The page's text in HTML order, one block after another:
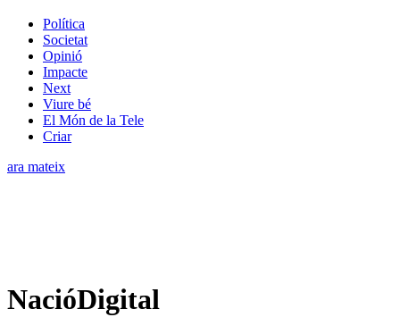
Política
Societat
Opinió
Impacte
Next
Viure bé
El Món de la Tele
Criar
ara mateix
NacióDigital